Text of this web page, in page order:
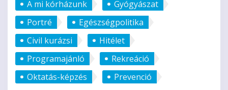
A mi kórházunk
Gyógyászat
Portré
Egészségpolitika
Civil kurázsi
Hitélet
Programajánló
Rekreáció
Oktatás-képzés
Prevenció